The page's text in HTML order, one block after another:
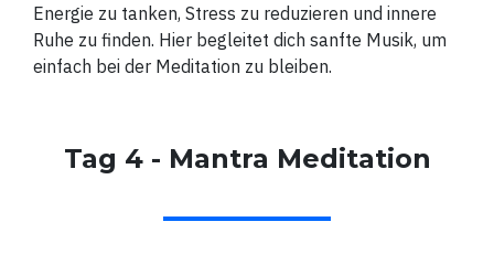
Energie zu tanken, Stress zu reduzieren und innere
Ruhe zu finden. Hier begleitet dich sanfte Musik, um
einfach bei der Meditation zu bleiben.
Tag 4 - Mantra Meditation